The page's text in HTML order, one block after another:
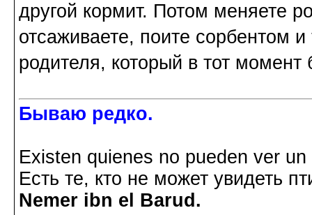
другой кормит. Потом меняете
отсаживаете, поите сорбентом
родителя, который в тот момент
Бываю редко.
Existen quienes no pueden ver
Есть те, кто не может увидеть
Nemer ibn el Barud.